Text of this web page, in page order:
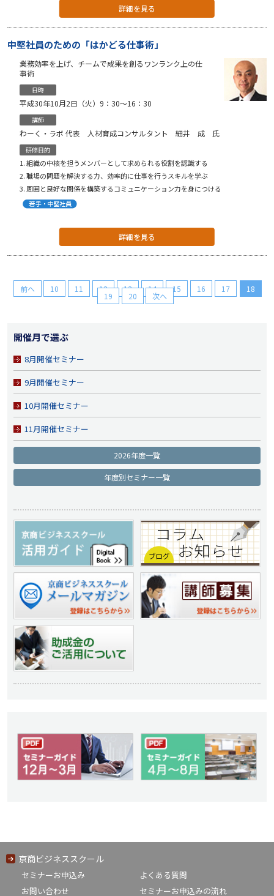
開催月で選ぶ
8月開催セミナー
9月開催セミナー
10月開催セミナー
11月開催セミナー
2026年度一覧
年度別セミナー一覧
詳細を見る
中堅社員のための「はかどる仕事術」
業務効率を上げ、チームで成果を創るワンランク上の仕
事術
日時
平成30年10月2日（火）9：30〜16：30
講師
わーく・ラボ 代表 人材育成コンサルタント 細井 成 氏
研修目的
組織の中核を担うメンバーとして求められる役割を認識する
職場の問題を解決する力、効率的に仕事を行うスキルを学ぶ
周囲と良好な関係を構築するコミュニケーション力を身につける
詳細を見る
前へ 10 11 12 13 14 15 16 17 18
19 20 次へ
京商ビジネススクール
セミナーお申込み
よくある質問
お問い合わせ
セミナーお申込みの流れ